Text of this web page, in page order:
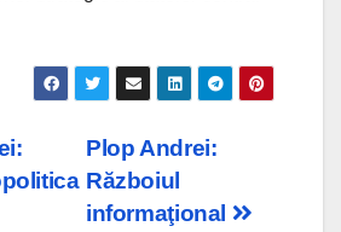
Plop Andrei:
Războiul
informaţional